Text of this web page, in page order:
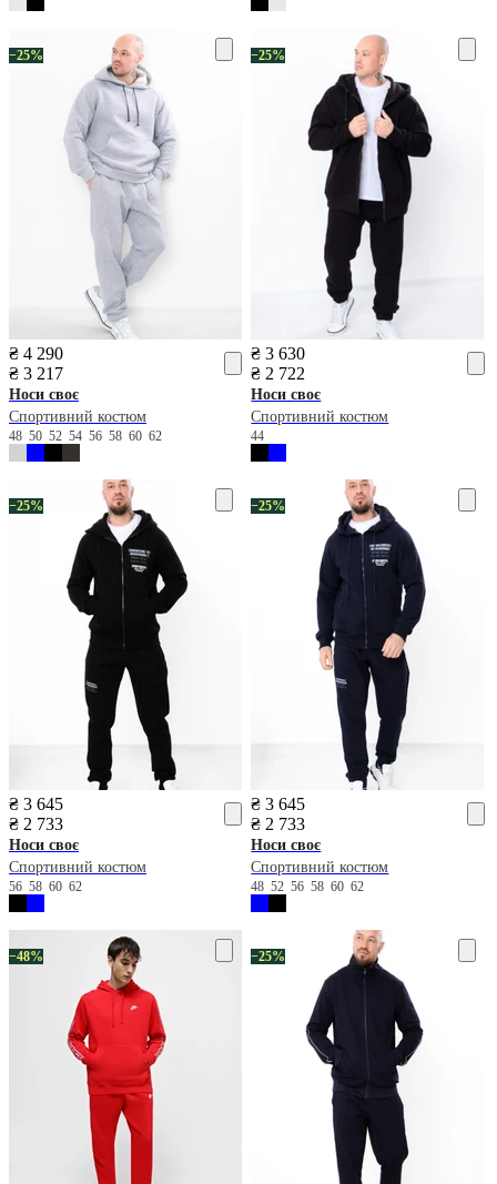
−25%
₴ 4 290
₴ 3 217
Носи своє
Спортивний костюм
48 50 52 54 56 58 60 62
−25%
₴ 3 630
₴ 2 722
Носи своє
Спортивний костюм
44
−25%
₴ 3 645
₴ 2 733
Носи своє
Спортивний костюм
56 58 60 62
−25%
₴ 3 645
₴ 2 733
Носи своє
Спортивний костюм
485256586062
−48% −25%